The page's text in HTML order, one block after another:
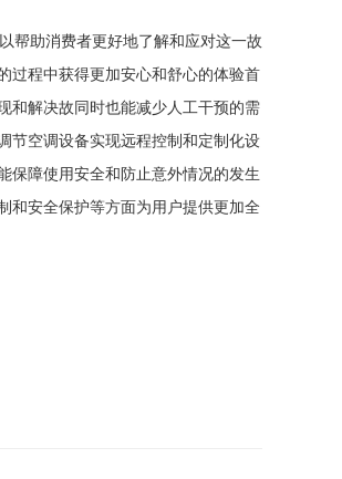
助消费者更好地了解和应对这一故
过程中获得更加安心和舒心的体验首
和解决故同时也能减少人工干预的需
节空调设备实现远程控制和定制化设
保障使用安全和防止意外情况的发生
和安全保护等方面为用户提供更加全